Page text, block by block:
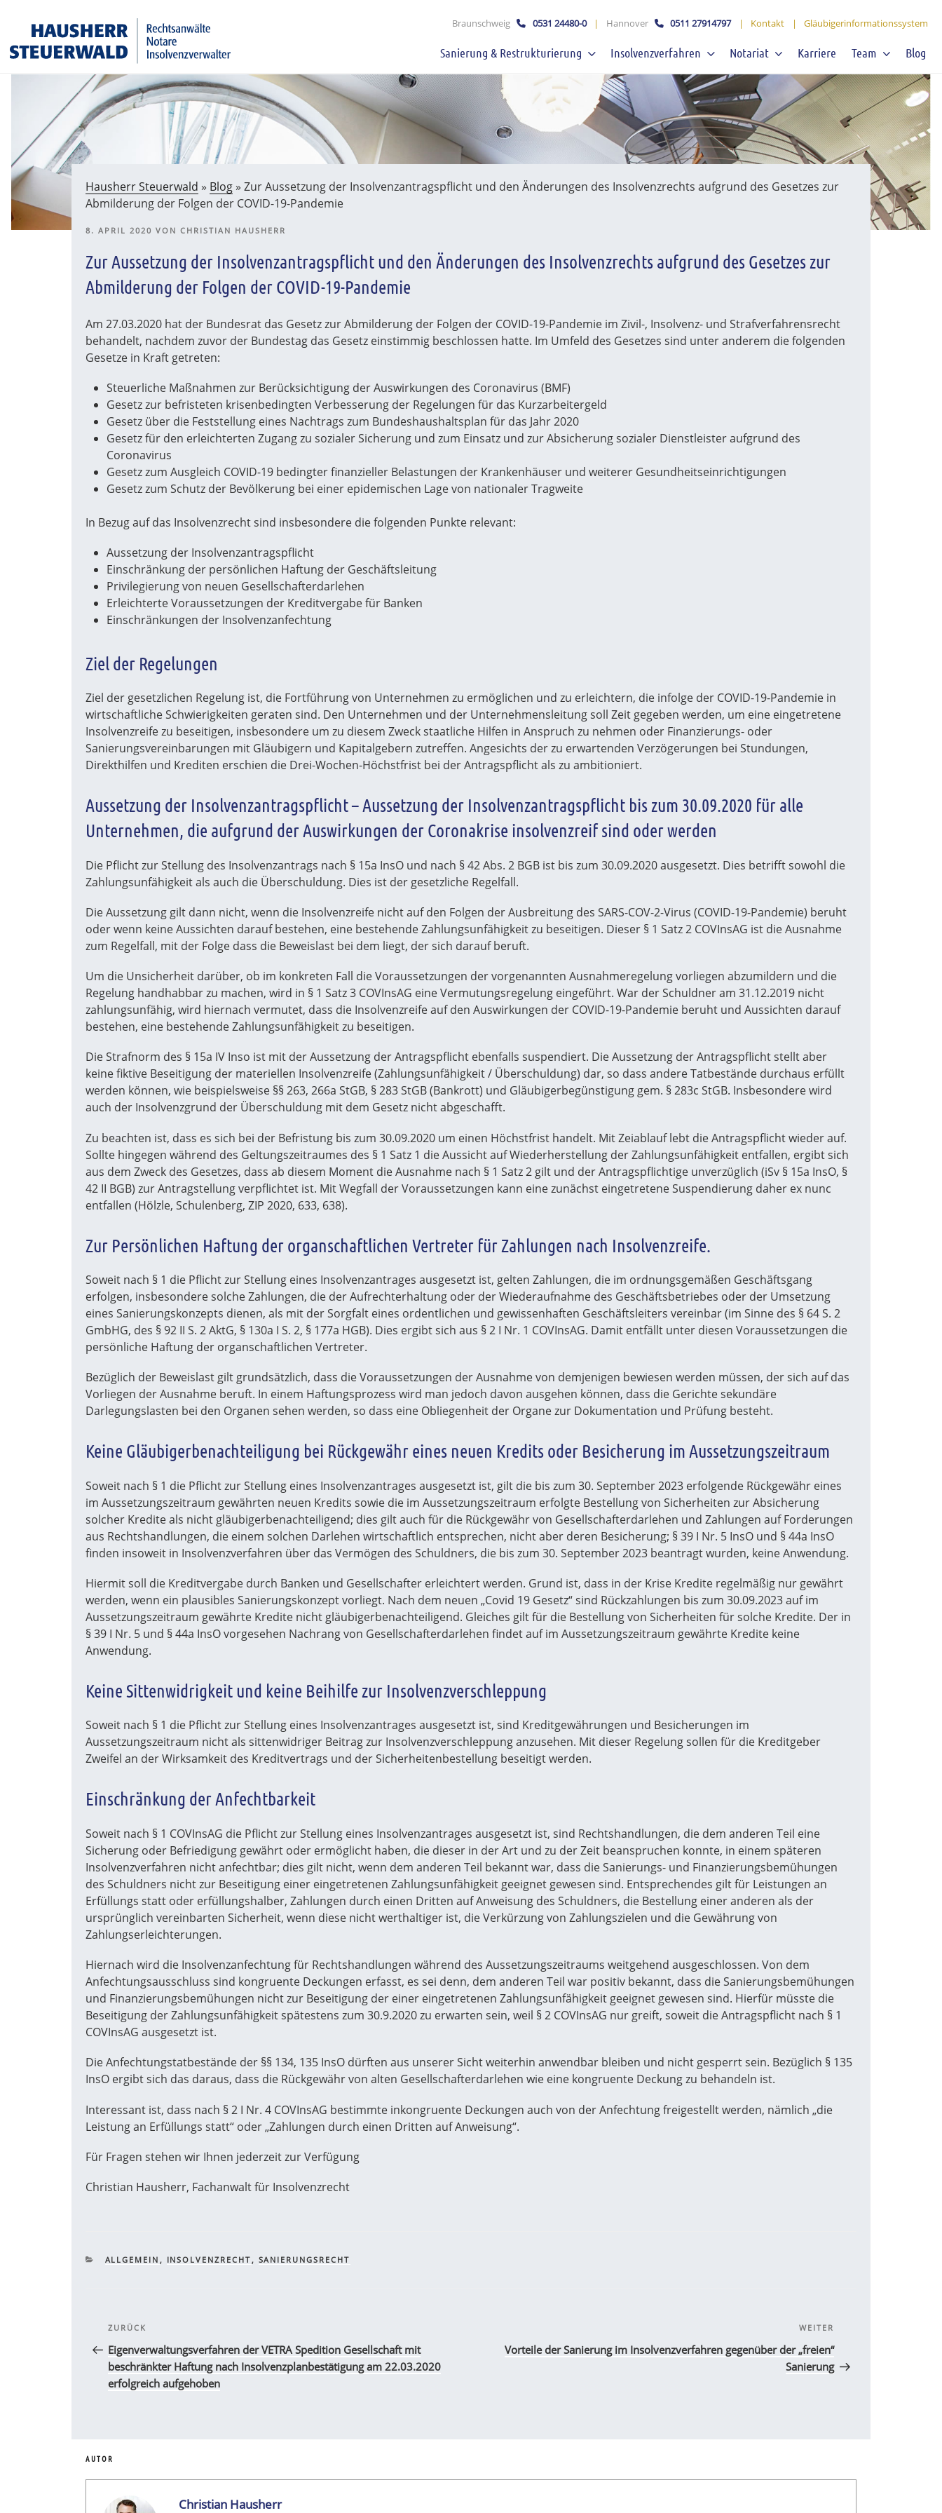
springen
Braunschweig 0531 24480-0 | Hannover 0511 27914797 | Kontakt | Gläubigerinformationssystem
Sanierung & Restrukturierung Insolvenzverfahren Notariat Karriere Team Blog
Hausherr Steuerwald » Blog » Zur Aussetzung der Insolvenzantragspflicht und den Änderungen des Insolvenzrechts aufgrund des Gesetzes zur
Abmilderung der Folgen der COVID-19-Pandemie
VERÖFFENTLICHT
8. APRIL 2020 VON CHRISTIAN HAUSHERR
Zur Aussetzung der Insolvenzantragspflicht und den Änderungen des Insolvenzrechts aufgrund des Gesetzes zur
Abmilderung der Folgen der COVID-19-Pandemie
Am 27.03.2020 hat der Bundesrat das Gesetz zur Abmilderung der Folgen der COVID-19-Pandemie im Zivil-, Insolvenz- und Strafverfahrensrecht
behandelt, nachdem zuvor der Bundestag das Gesetz einstimmig beschlossen hatte. Im Umfeld des Gesetzes sind unter anderem die folgenden
Gesetze in Kraft getreten:
Steuerliche Maßnahmen zur Berücksichtigung der Auswirkungen des Coronavirus (BMF)
Gesetz zur befristeten krisenbedingten Verbesserung der Regelungen für das Kurzarbeitergeld
Gesetz über die Feststellung eines Nachtrags zum Bundeshaushaltsplan für das Jahr 2020
Gesetz für den erleichterten Zugang zu sozialer Sicherung und zum Einsatz und zur Absicherung sozialer Dienstleister aufgrund des
Coronavirus
Gesetz zum Ausgleich COVID-19 bedingter finanzieller Belastungen der Krankenhäuser und weiterer Gesundheitseinrichtigungen
Gesetz zum Schutz der Bevölkerung bei einer epidemischen Lage von nationaler Tragweite
In Bezug auf das Insolvenzrecht sind insbesondere die folgenden Punkte relevant:
Aussetzung der Insolvenzantragspflicht
Einschränkung der persönlichen Haftung der Geschäftsleitung
Privilegierung von neuen Gesellschafterdarlehen
Erleichterte Voraussetzungen der Kreditvergabe für Banken
Einschränkungen der Insolvenzanfechtung
Ziel der Regelungen
Ziel der gesetzlichen Regelung ist, die Fortführung von Unternehmen zu ermöglichen und zu erleichtern, die infolge der COVID-19-Pandemie in
wirtschaftliche Schwierigkeiten geraten sind. Den Unternehmen und der Unternehmensleitung soll Zeit gegeben werden, um eine eingetretene
Insolvenzreife zu beseitigen, insbesondere um zu diesem Zweck staatliche Hilfen in Anspruch zu nehmen oder Finanzierungs- oder
Sanierungsvereinbarungen mit Gläubigern und Kapitalgebern zutreffen. Angesichts der zu erwartenden Verzögerungen bei Stundungen,
Direkthilfen und Krediten erschien die Drei-Wochen-Höchstfrist bei der Antragspflicht als zu ambitioniert.
Aussetzung der Insolvenzantragspflicht – Aussetzung der Insolvenzantragspflicht bis zum 30.09.2020 für alle
Unternehmen, die aufgrund der Auswirkungen der Coronakrise insolvenzreif sind oder werden
Die Pflicht zur Stellung des Insolvenzantrags nach § 15a InsO und nach § 42 Abs. 2 BGB ist bis zum 30.09.2020 ausgesetzt. Dies betrifft sowohl die
Zahlungsunfähigkeit als auch die Überschuldung. Dies ist der gesetzliche Regelfall.
Die Aussetzung gilt dann nicht, wenn die Insolvenzreife nicht auf den Folgen der Ausbreitung des SARS-COV-2-Virus (COVID-19-Pandemie) beruht
oder wenn keine Aussichten darauf bestehen, eine bestehende Zahlungsunfähigkeit zu beseitigen. Dieser § 1 Satz 2 COVInsAG ist die Ausnahme
zum Regelfall, mit der Folge dass die Beweislast bei dem liegt, der sich darauf beruft.
Um die Unsicherheit darüber, ob im konkreten Fall die Voraussetzungen der vorgenannten Ausnahmeregelung vorliegen abzumildern und die
Regelung handhabbar zu machen, wird in § 1 Satz 3 COVInsAG eine Vermutungsregelung eingeführt. War der Schuldner am 31.12.2019 nicht
zahlungsunfähig, wird hiernach vermutet, dass die Insolvenzreife auf den Auswirkungen der COVID-19-Pandemie beruht und Aussichten darauf
bestehen, eine bestehende Zahlungsunfähigkeit zu beseitigen.
Die Strafnorm des § 15a IV Inso ist mit der Aussetzung der Antragspflicht ebenfalls suspendiert. Die Aussetzung der Antragspflicht stellt aber
keine fiktive Beseitigung der materiellen Insolvenzreife (Zahlungsunfähigkeit / Überschuldung) dar, so dass andere Tatbestände durchaus erfüllt
werden können, wie beispielsweise §§ 263, 266a StGB, § 283 StGB (Bankrott) und Gläubigerbegünstigung gem. § 283c StGB. Insbesondere wird
auch der Insolvenzgrund der Überschuldung mit dem Gesetz nicht abgeschafft.
Zu beachten ist, dass es sich bei der Befristung bis zum 30.09.2020 um einen Höchstfrist handelt. Mit Zeiablauf lebt die Antragspflicht wieder auf.
Sollte hingegen während des Geltungszeitraumes des § 1 Satz 1 die Aussicht auf Wiederherstellung der Zahlungsunfähigkeit entfallen, ergibt sich
aus dem Zweck des Gesetzes, dass ab diesem Moment die Ausnahme nach § 1 Satz 2 gilt und der Antragspflichtige unverzüglich (iSv § 15a InsO, §
42 II BGB) zur Antragstellung verpflichtet ist. Mit Wegfall der Voraussetzungen kann eine zunächst eingetretene Suspendierung daher ex nunc
entfallen (Hölzle, Schulenberg, ZIP 2020, 633, 638).
Zur Persönlichen Haftung der organschaftlichen Vertreter für Zahlungen nach Insolvenzreife.
Soweit nach § 1 die Pflicht zur Stellung eines Insolvenzantrages ausgesetzt ist, gelten Zahlungen, die im ordnungsgemäßen Geschäftsgang
erfolgen, insbesondere solche Zahlungen, die der Aufrechterhaltung oder der Wiederaufnahme des Geschäftsbetriebes oder der Umsetzung
eines Sanierungskonzepts dienen, als mit der Sorgfalt eines ordentlichen und gewissenhaften Geschäftsleiters vereinbar (im Sinne des § 64 S. 2
GmbHG, des § 92 II S. 2 AktG, § 130a I S. 2, § 177a HGB). Dies ergibt sich aus § 2 I Nr. 1 COVInsAG. Damit entfällt unter diesen Voraussetzungen die
persönliche Haftung der organschaftlichen Vertreter.
Bezüglich der Beweislast gilt grundsätzlich, dass die Voraussetzungen der Ausnahme von demjenigen bewiesen werden müssen, der sich auf das
Vorliegen der Ausnahme beruft. In einem Haftungsprozess wird man jedoch davon ausgehen können, dass die Gerichte sekundäre
Darlegungslasten bei den Organen sehen werden, so dass eine Obliegenheit der Organe zur Dokumentation und Prüfung besteht.
Keine Gläubigerbenachteiligung bei Rückgewähr eines neuen Kredits oder Besicherung im Aussetzungszeitraum
Soweit nach § 1 die Pflicht zur Stellung eines Insolvenzantrages ausgesetzt ist, gilt die bis zum 30. September 2023 erfolgende Rückgewähr eines
im Aussetzungszeitraum gewährten neuen Kredits sowie die im Aussetzungszeitraum erfolgte Bestellung von Sicherheiten zur Absicherung
solcher Kredite als nicht gläubigerbenachteiligend; dies gilt auch für die Rückgewähr von Gesellschafterdarlehen und Zahlungen auf Forderungen
aus Rechtshandlungen, die einem solchen Darlehen wirtschaftlich entsprechen, nicht aber deren Besicherung; § 39 I Nr. 5 InsO und § 44a InsO
finden insoweit in Insolvenzverfahren über das Vermögen des Schuldners, die bis zum 30. September 2023 beantragt wurden, keine Anwendung.
Hiermit soll die Kreditvergabe durch Banken und Gesellschafter erleichtert werden. Grund ist, dass in der Krise Kredite regelmäßig nur gewährt
werden, wenn ein plausibles Sanierungskonzept vorliegt. Nach dem neuen „Covid 19 Gesetz“ sind Rückzahlungen bis zum 30.09.2023 auf im
Aussetzungszeitraum gewährte Kredite nicht gläubigerbenachteiligend. Gleiches gilt für die Bestellung von Sicherheiten für solche Kredite. Der in
§ 39 I Nr. 5 und § 44a InsO vorgesehen Nachrang von Gesellschafterdarlehen findet auf im Aussetzungszeitraum gewährte Kredite keine
Anwendung.
Keine Sittenwidrigkeit und keine Beihilfe zur Insolvenzverschleppung
Soweit nach § 1 die Pflicht zur Stellung eines Insolvenzantrages ausgesetzt ist, sind Kreditgewährungen und Besicherungen im
Aussetzungszeitraum nicht als sittenwidriger Beitrag zur Insolvenzverschleppung anzusehen. Mit dieser Regelung sollen für die Kreditgeber
Zweifel an der Wirksamkeit des Kreditvertrags und der Sicherheitenbestellung beseitigt werden.
Einschränkung der Anfechtbarkeit
Soweit nach § 1 COVInsAG die Pflicht zur Stellung eines Insolvenzantrages ausgesetzt ist, sind Rechtshandlungen, die dem anderen Teil eine
Sicherung oder Befriedigung gewährt oder ermöglicht haben, die dieser in der Art und zu der Zeit beanspruchen konnte, in einem späteren
Insolvenzverfahren nicht anfechtbar; dies gilt nicht, wenn dem anderen Teil bekannt war, dass die Sanierungs- und Finanzierungsbemühungen
des Schuldners nicht zur Beseitigung einer eingetretenen Zahlungsunfähigkeit geeignet gewesen sind. Entsprechendes gilt für Leistungen an
Erfüllungs statt oder erfüllungshalber, Zahlungen durch einen Dritten auf Anweisung des Schuldners, die Bestellung einer anderen als der
ursprünglich vereinbarten Sicherheit, wenn diese nicht werthaltiger ist, die Verkürzung von Zahlungszielen und die Gewährung von
Zahlungserleichterungen.
Hiernach wird die Insolvenzanfechtung für Rechtshandlungen während des Aussetzungszeitraums weitgehend ausgeschlossen. Von dem
Anfechtungsausschluss sind kongruente Deckungen erfasst, es sei denn, dem anderen Teil war positiv bekannt, dass die Sanierungsbemühungen
und Finanzierungsbemühungen nicht zur Beseitigung der einer eingetretenen Zahlungsunfähigkeit geeignet gewesen sind. Hierfür müsste die
Beseitigung der Zahlungsunfähigkeit spätestens zum 30.9.2020 zu erwarten sein, weil § 2 COVInsAG nur greift, soweit die Antragspflicht nach § 1
COVInsAG ausgesetzt ist.
Die Anfechtungstatbestände der §§ 134, 135 InsO dürften aus unserer Sicht weiterhin anwendbar bleiben und nicht gesperrt sein. Bezüglich § 135
InsO ergibt sich das daraus, dass die Rückgewähr von alten Gesellschafterdarlehen wie eine kongruente Deckung zu behandeln ist.
Interessant ist, dass nach § 2 I Nr. 4 COVInsAG bestimmte inkongruente Deckungen auch von der Anfechtung freigestellt werden, nämlich „die
Leistung an Erfüllungs statt“ oder „Zahlungen durch einen Dritten auf Anweisung“.
Für Fragen stehen wir Ihnen jederzeit zur Verfügung
Christian Hausherr, Fachanwalt für Insolvenzrecht
KATEGORIEN
ALLGEMEIN , INSOLVENZRECHT, SANIERUNGSRECHT
Beitragsnavigation
Vorheriger
Beitrag
ZURÜCK
Eigenverwaltungsverfahren der VETRA Spedition Gesellschaft mit
beschränkter Haftung nach Insolvenzplanbestätigung am 22.03.2020
erfolgreich aufgehoben
Beitrag
WEITER
Vorteile der Sanierung im Insolvenzverfahren gegenüber der „freien“
Sanierung
AUTOR
Christian Hausherr